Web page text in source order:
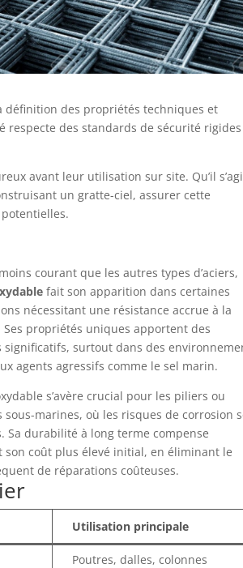
des propriétés techniques et
respecte des standards de sécurité
avant leur utilisation sur site. Qu’il
un gratte-ciel, assurer cette
courant que les autres types d’aciers,
fait son apparition dans certaines
nécessitant une résistance accrue à la
Ses propriétés uniques apportent des
significatifs, surtout dans des
agents agressifs comme le sel marin.
s’avère crucial pour les piliers ou
sous-marines, où les risques de corrosion
Sa durabilité à long terme compense
son coût plus élevé initial, en éliminant le
de réparations coûteuses.
Utilisation principale
Poutres, dalles, colonnes